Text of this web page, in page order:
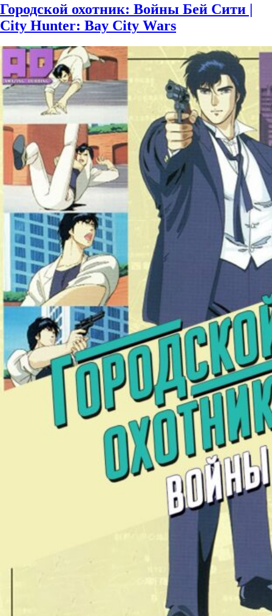
Городской охотник: Войны Бей Сити |
City Hunter: Bay City Wars